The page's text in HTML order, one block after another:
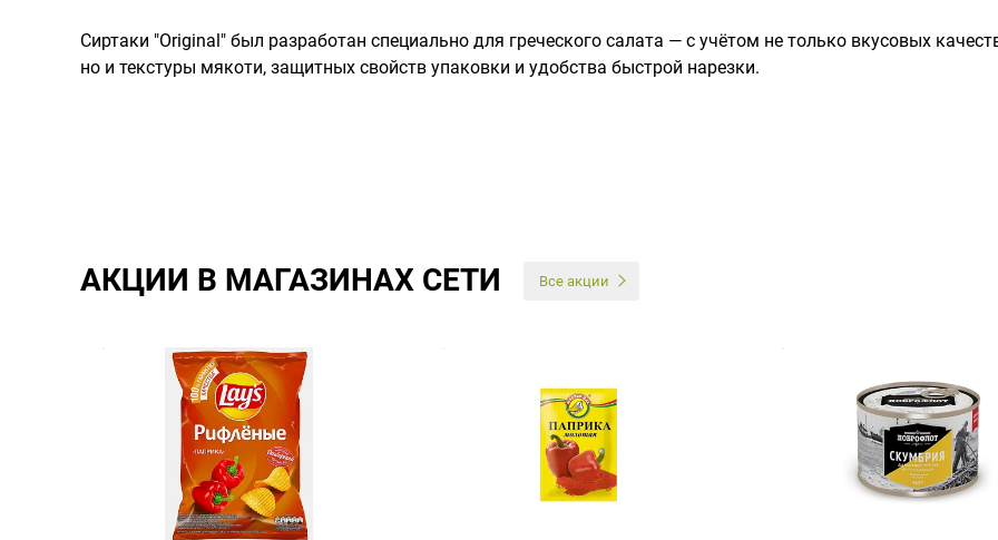
Сиртаки "Original" был разработан специально для греческого салата — с учётом не только вкусовых
но и текстуры мякоти, защитных свойств упаковки и удобства быстрой нарезки.
АКЦИИ В МАГАЗИНАХ СЕТИ Все акции